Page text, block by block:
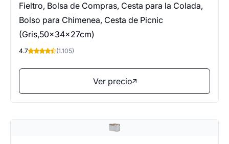
Fieltro, Bolsa de Compras, Cesta para la Colada,
Bolso para Chimenea, Cesta de Picnic
(Gris,50x34x27cm)
4.7 (1.105)
Ver precio